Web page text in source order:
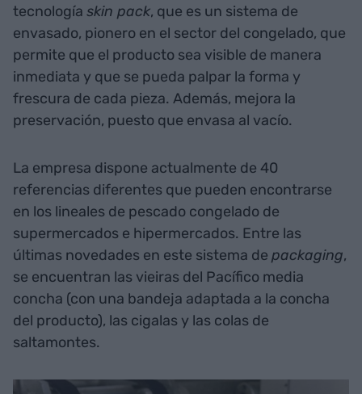
tecnología skin pack, que es un sistema de
envasado, pionero en el sector del congelado, que
permite que el producto sea visible de manera
inmediata y que se pueda palpar la forma y
frescura de cada pieza. Además, mejora la
preservación, puesto que envasa al vacío.
La empresa dispone actualmente de 40
referencias diferentes que pueden encontrarse
en los lineales de pescado congelado de
supermercados e hipermercados. Entre las
últimas novedades en este sistema de packaging,
se encuentran las vieiras del Pacífico media
concha (con una bandeja adaptada a la concha
del producto), las cigalas y las colas de
saltamontes.